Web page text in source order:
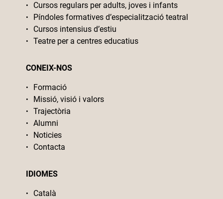
Cursos regulars per adults, joves i infants
Píndoles formatives d’especialització teatral
Cursos intensius d’estiu
Teatre per a centres educatius
CONEIX-NOS
Formació
Missió, visió i valors
Trajectòria
Alumni
Noticies
Contacta
IDIOMES
Català